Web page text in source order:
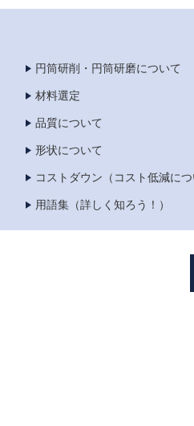
円筒研削・円筒研磨について
材料選定
品質について
形状について
コストダウン（コスト低減につ
用語集（詳しく知ろう！）